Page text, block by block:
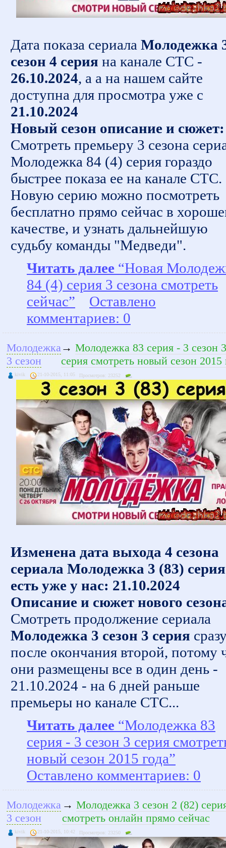
Дата показа сериала Молодежка
сезон 4 серия на канале СТС -
26.10.2024, а а на нашем сайте
доступна для просмотра уже с
21.10.2024
Новый сезон описание и сюжет:
Смотреть премьеру 3 сезона
Молодежка 84 (4) серия гораздо
быстрее показа ее на канале СТС.
Новую серию можно посмотреть
бесплатно прямо сейчас в
качестве, и узнать дальнейшую
судьбу команды "Медведи".
Читать далее “Новая
84 (4) серия 3 сезона смотреть
сейчас”
Оставлено
комментариев: 0
Молодежка
3 сезон
→ Молодежка 83 серия - 3 сезон 3
серия смотреть новый сезон 2015
kivik 21-10-2015, 11:05 Просмотров: 23252
Изменена дата выхода 4 сезона
сериала Молодежка 3 (83) серия
есть уже у нас: 21.10.2024
Описание и сюжет нового
Смотреть продолжение сериала
Молодежка 3 сезон 3 серия
после окончания второй, потому
они размещены все в один день -
21.10.2024 - на 6 дней раньше
премьеры но канале СТС...
Читать далее “Молодежка 83
серия - 3 сезон 3 серия
новый сезон 2015 года”
Оставлено комментариев: 0
Молодежка
3 сезон
→ Молодежка 3 сезон 2 (82)
смотреть онлайн прямо сейчас
kivik 21-10-2015, 10:42 Просмотров: 23250